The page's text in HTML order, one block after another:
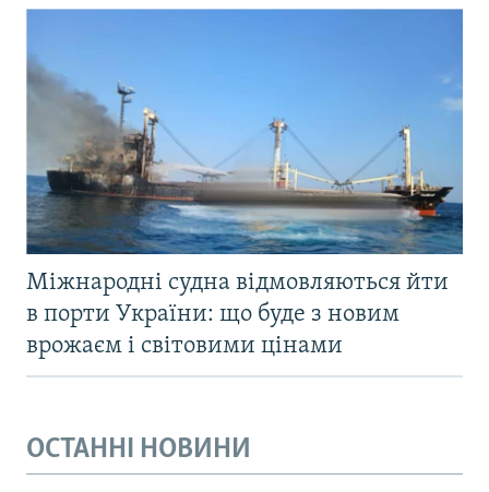
Міжнародні судна відмовляються йти
в порти України: що буде з новим
врожаєм і світовими цінами
ОСТАННІ НОВИНИ